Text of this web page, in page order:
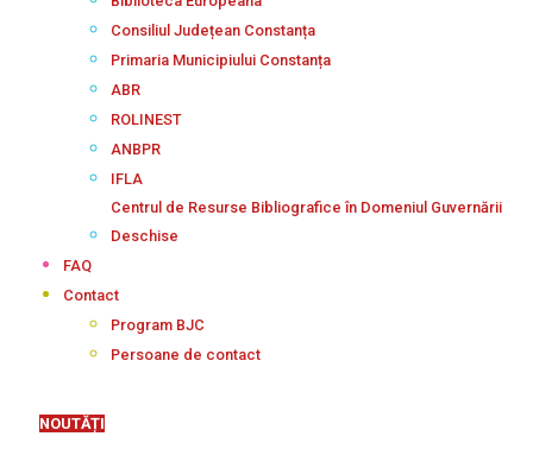
Consiliul Județean Constanța
Primaria Municipiului Constanța
ABR
ROLINEST
ANBPR
IFLA
Centrul de Resurse Bibliografice în Domeniul Guvernării
Deschise
FAQ
Contact
Program BJC
Persoane de contact
NOUTĂȚI